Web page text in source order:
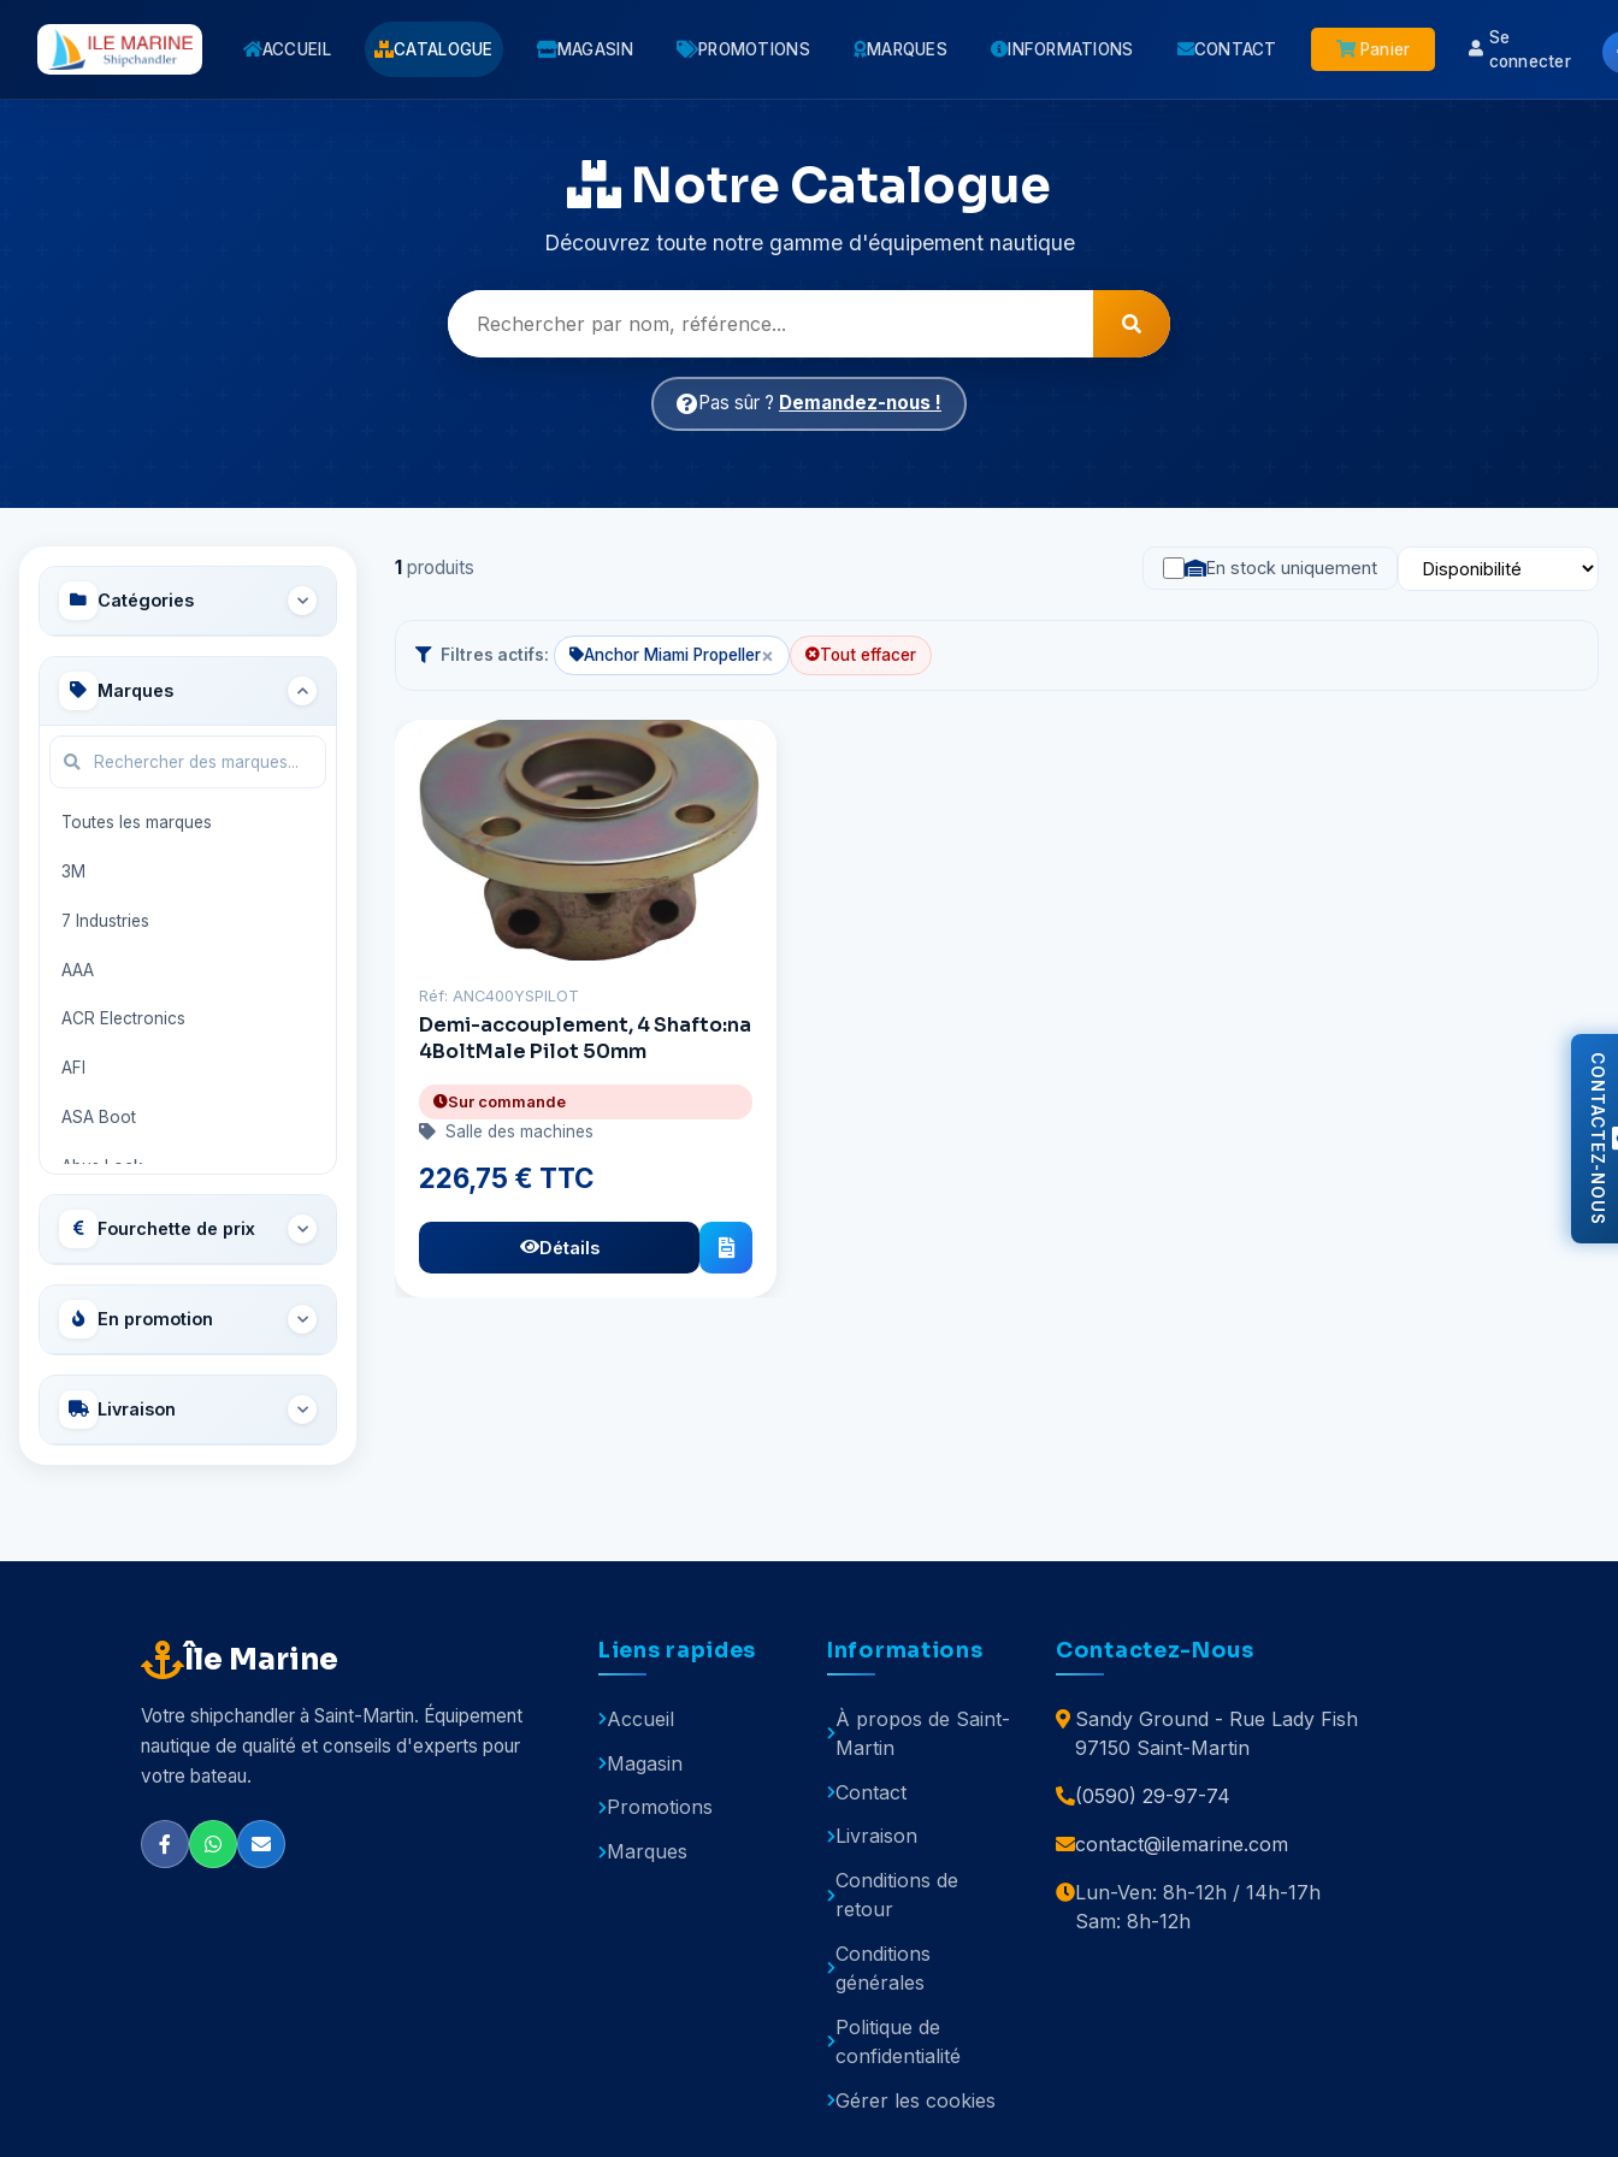
CONTACTEZ-NOUS
ACCUEIL CATALOGUE MAGASIN PROMOTIONS MARQUES INFORMATIONS CONTACT Panier
Se
connecter
Notre Catalogue
Découvrez toute notre gamme d'équipement nautique
Pas sûr ? Demandez-nous !
Catégories
Marques
Toutes les marques
3M
7 Industries
AAA
ACR Electronics
AFI
ASA Boot
Abus Lock
Airhead
Allied International
Ameritool
Aqua Signal
Arc Marine
Fourchette de prix
En promotion
Livraison
1 produits En stock uniquement
Filtres actifs: Anchor Miami Propeller× Tout effacer
Réf: ANC400YSPILOT
Demi-accouplement, 4 Shafto:na
4BoltMale Pilot 50mm
Sur commande
Salle des machines
226,75 € TTC
Détails
Île Marine
Votre shipchandler à Saint-Martin. Équipement
nautique de qualité et conseils d'experts pour
votre bateau.
Liens rapides
Accueil
Magasin
Promotions
Marques
Informations
À propos de Saint-
Martin
Contact
Livraison
Conditions de
retour
Conditions
générales
Politique de
confidentialité
Gérer les cookies
Contactez-Nous
Sandy Ground - Rue Lady Fish
97150 Saint-Martin
(0590) 29-97-74
contact@ilemarine.com
Lun-Ven: 8h-12h / 14h-17h
Sam: 8h-12h